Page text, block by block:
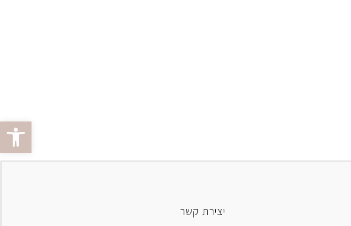
פתח
יצירת קשר